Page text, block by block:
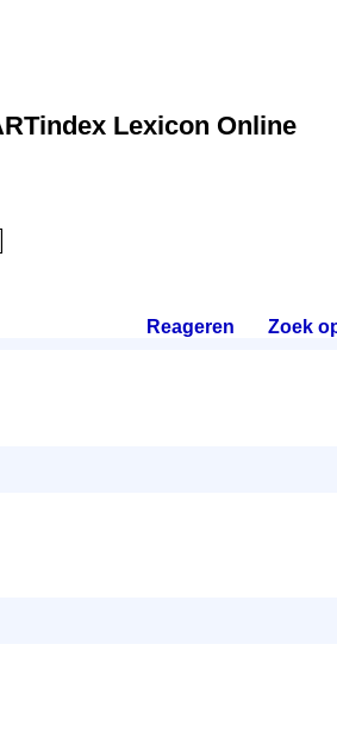
Lexicon Online
Reageren Zoek